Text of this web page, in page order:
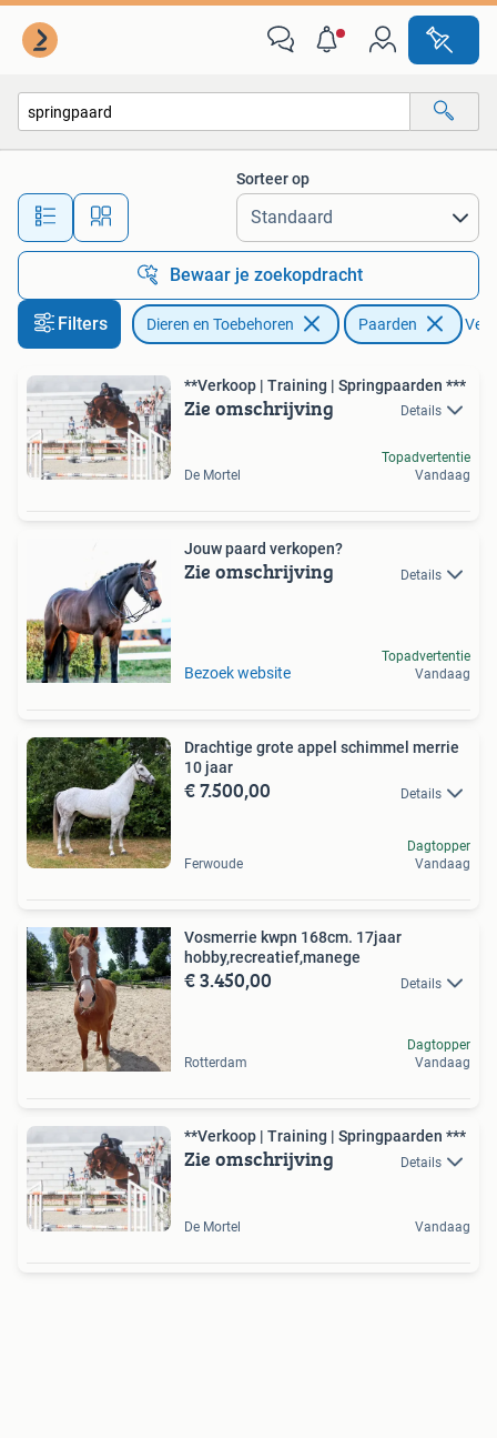
Alle afstanden…
Sorteer op
Bewaar je zoekopdracht
Filters Dieren en Toebehoren Paarden
**Verkoop | Training | Springpaarden ***
Zie omschrijving Details
De Mortel
Topadvertentie
Vandaag
Jouw paard verkopen?
Zie omschrijving Details
Bezoek website
Topadvertentie
Vandaag
Drachtige grote appel schimmel merrie
10 jaar
€ 7.500,00 Details
Ferwoude
Dagtopper
Vandaag
Vosmerrie kwpn 168cm. 17jaar
hobby,recreatief,manege
€ 3.450,00 Details
Rotterdam
Dagtopper
Vandaag
**Verkoop | Training | Springpaarden ***
Zie omschrijving Details
De Mortel Vandaag